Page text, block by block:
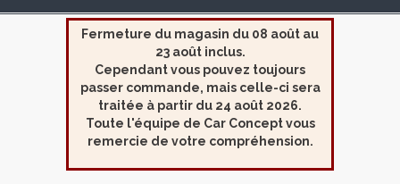
Fermeture du magasin du 08 août au
23 août inclus.
Cependant vous pouvez toujours
passer commande, mais celle-ci sera
traitée à partir du 24 août 2026.
Toute l'équipe de Car Concept vous
remercie de votre compréhension.